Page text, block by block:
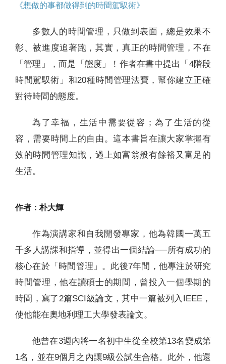
《想做的事都做得到的時間駕馭術》
多數人的時間管理，只做到表面，總是效果不
彰、被進度追著跑，其實，真正的時間管理，不在
「管理」，而是「態度」！作者在書中提出「4階段
時間駕馭術」和20種時間管理法寶，幫你建立正確
對待時間的態度。
為了幸福，生活中需要從容；為了生活的從
容，需要時間上的自由。這本書旨在讓大家掌握有
效的時間管理知識，過上如富翁般有餘裕又富足的
生活。
作者：朴大輝
作為演講家和自我開發專家，他為韓國一萬五
千多人講課和指導，並得出一個結論──所有成功的
核心在於「時間管理」。此後7年間，他專注於研究
時間管理，他在讀碩士的期間，曾投入一個學期的
時間，寫了2篇SCI級論文，其中一篇被列入IEEE，
使他能在奧地利理工大學發表論文。
他曾在3週內將一名初中生從全校第13名變成第
1名，並在9個月之內讓9級公試生合格。此外，他還